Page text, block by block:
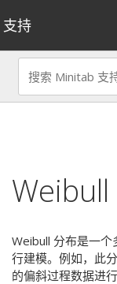
支持
Weibull 分布是一
行建模。例如，此
的偏斜过程数据进行